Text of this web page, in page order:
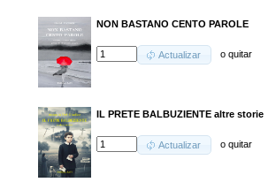
NON BASTANO CENTO PAROLE
Actualizar oquitar
IL PRETE BALBUZIENTE altre storie
Actualizar oquitar